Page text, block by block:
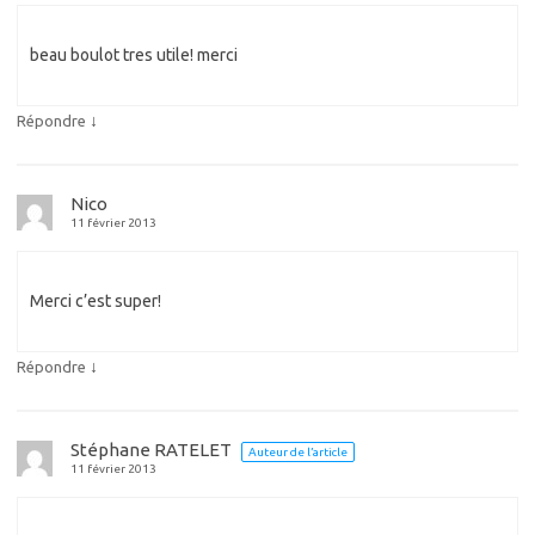
beau boulot tres utile! merci
Répondre ↓
Nico
11 février 2013
Merci c’est super!
Répondre ↓
Stéphane RATELET
Auteur de l’article
11 février 2013